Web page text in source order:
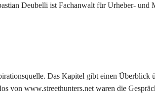
Deubelli ist Fachanwalt für Urheber-
Das Kapitel gibt einen
von www.streethunters.net waren die